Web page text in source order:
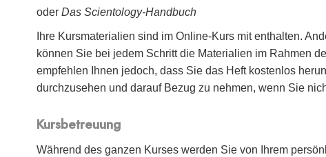
oderDas Scientology-Handbuch
Ihre Kursmaterialien sind im Online-Kurs mit enthalten.
können Sie bei jedem Schritt die Materialien im Rahmen
empfehlen Ihnen jedoch, dass Sie das Heft kostenlos
durchzusehen und darauf Bezug zu nehmen, wenn Sie
Kursbetreuung
Während des ganzen Kurses werden Sie von Ihrem